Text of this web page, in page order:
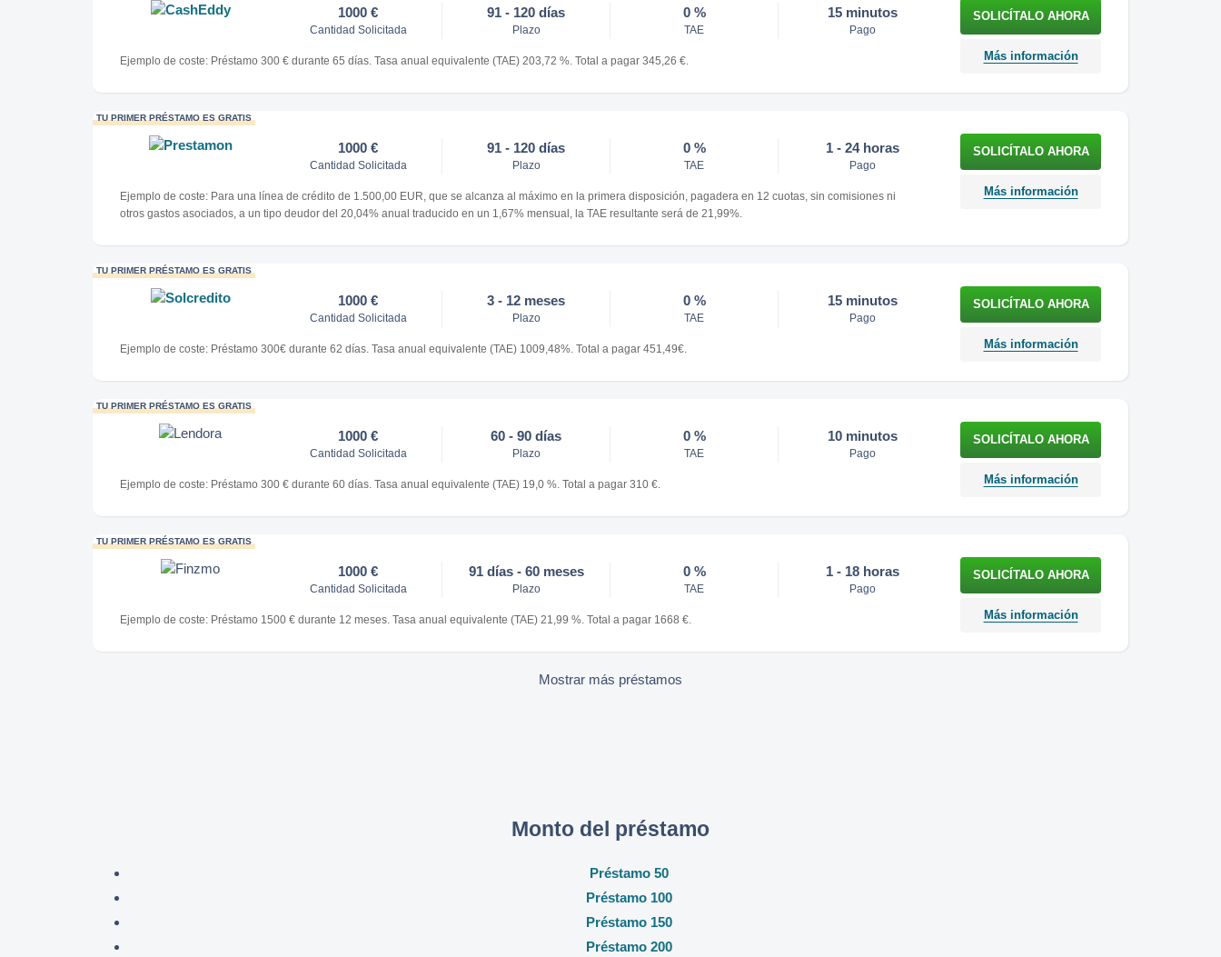
1000 €
Cantidad Solicitada
91 - 120 días
Plazo
0 %
TAE
15 minutos
Pago
Más información
Ejemplo de coste: Préstamo 300 € durante 65 días. Tasa anual equivalente (TAE) 203,72 %. Total a pagar 345,26 €.
TU PRIMER PRÉSTAMO ES GRATIS
1000 €
Cantidad Solicitada
91 - 120 días
Plazo
0 %
TAE
1 - 24 horas
Pago
Más información
Ejemplo de coste: Para una línea de crédito de 1.500,00 EUR, que se alcanza al máximo en la primera disposición, pagadera en 12 cuotas, sin comisiones ni
otros gastos asociados, a un tipo deudor del 20,04% anual traducido en un 1,67% mensual, la TAE resultante será de 21,99%.
TU PRIMER PRÉSTAMO ES GRATIS
1000 €
Cantidad Solicitada
3 - 12 meses
Plazo
0 %
TAE
15 minutos
Pago
Más información
Ejemplo de coste: Préstamo 300€ durante 62 días. Tasa anual equivalente (TAE) 1009,48%. Total a pagar 451,49€.
TU PRIMER PRÉSTAMO ES GRATIS
1000 €
Cantidad Solicitada
60 - 90 días
Plazo
0 %
TAE
10 minutos
Pago
Más información
Ejemplo de coste: Préstamo 300 € durante 60 días. Tasa anual equivalente (TAE) 19,0 %. Total a pagar 310 €.
TU PRIMER PRÉSTAMO ES GRATIS
1000 €
Cantidad Solicitada
91 días - 60 meses
Plazo
0 %
TAE
1 - 18 horas
Pago
Más información
Ejemplo de coste: Préstamo 1500 € durante 12 meses. Tasa anual equivalente (TAE) 21,99 %. Total a pagar 1668 €.
Mostrar más préstamos
Monto del préstamo
Préstamo 50
Préstamo 100
Préstamo 150
Préstamo 200